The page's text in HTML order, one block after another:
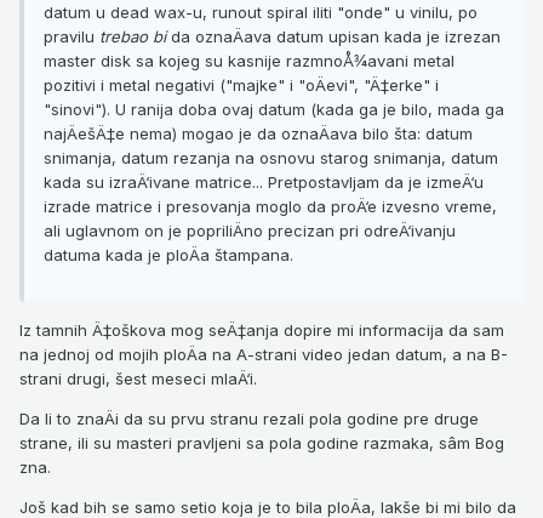
datum u dead wax-u, runout spiral iliti "onde" u vinilu, po
pravilu trebao bida oznaÄava datum upisan kada je izrezan
master disk sa kojeg su kasnije razmnoÅ¾avani metal
pozitivi i metal negativi ("majke" i "oÄevi", "Ä‡erke" i
"sinovi"). U ranija doba ovaj datum (kada ga je bilo, mada ga
najÄešÄ‡e nema) mogao je da oznaÄava bilo šta: datum
snimanja, datum rezanja na osnovu starog snimanja, datum
kada su izraÄ‘ivane matrice... Pretpostavljam da je izmeÄ‘u
izrade matrice i presovanja moglo da proÄ‘e izvesno vreme,
ali uglavnom on je popriliÄno precizan pri odreÄ‘ivanju
datuma kada je ploÄa štampana.
Iz tamnih Ä‡oškova mog seÄ‡anja dopire mi informacija da sam
na jednoj od mojih ploÄa na A-strani video jedan datum, a na B-
strani drugi, šest meseci mlaÄ‘i.
Da li to znaÄi da su prvu stranu rezali pola godine pre druge
strane, ili su masteri pravljeni sa pola godine razmaka, sâm Bog
zna.
Još kad bih se samo setio koja je to bila ploÄa, lakše bi mi bilo da